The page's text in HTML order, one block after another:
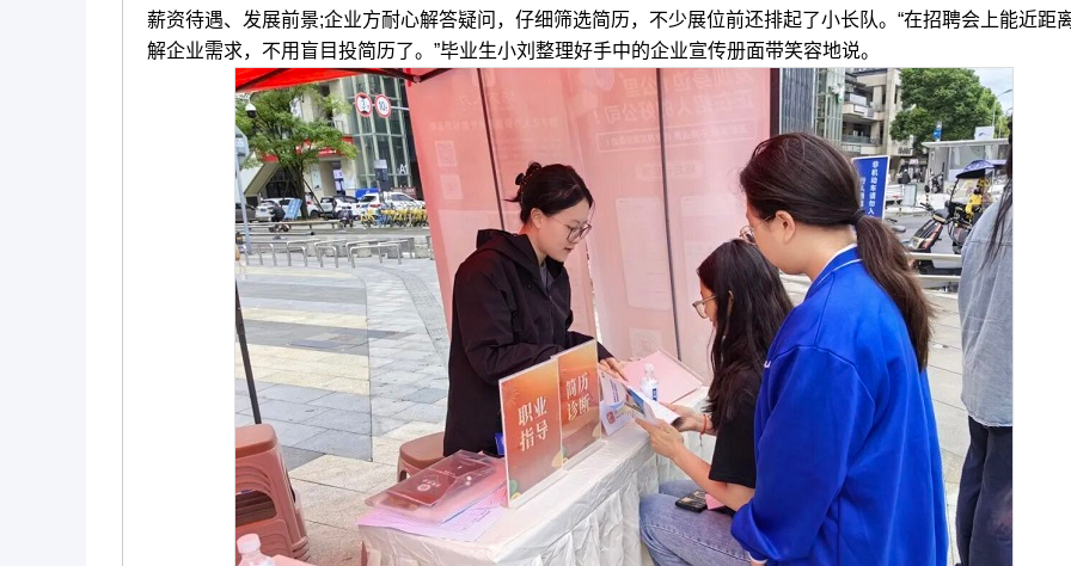
薪资待遇、发展前景;企业方耐心解答疑问，仔细筛选简历，不少展位前还排起了小长队。“在招聘会上能近距
解企业需求，不用盲目投简历了。”毕业生小刘整理好手中的企业宣传册面带笑容地说。